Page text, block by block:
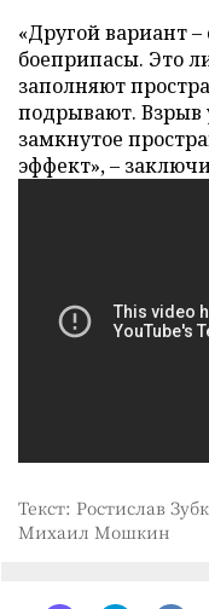
«Другой вариант
боеприпасы. Это
заполняют
подрывают. Взрыв
замкнутое
эффект», –
Текст: Ростислав
Михаил Мошкин